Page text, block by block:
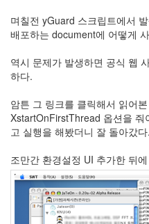
며칠전 yGuard 스크립트에서
배포하는 document에 어떻게
역시 문제가 발생하면 공식 웹
하다.
암튼 그 링크를 클릭해서 읽어
XstartOnFirstThread 옵션을 줘
고 실행을 해봤더니 잘 돌아갔다.
조만간 환경설정 UI 추가한 뒤